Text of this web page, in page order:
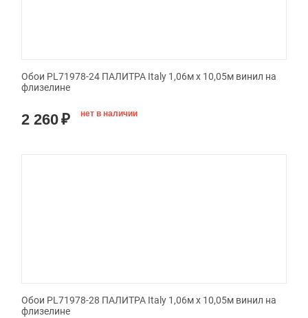
Обои PL71978-24 ПАЛИТРА Italy 1,06м х 10,05м винил на
флизелине
2 260₽ нет в наличии
Обои PL71978-28 ПАЛИТРА Italy 1,06м х 10,05м винил на
флизелине